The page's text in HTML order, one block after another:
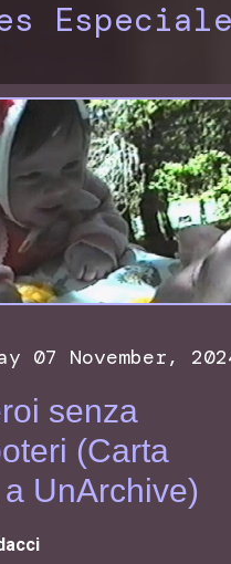
07 November,
senza
(Carta
UnArchive)